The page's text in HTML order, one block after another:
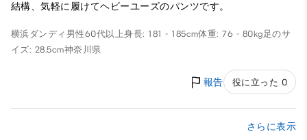
結構、気軽に履けてヘビーユーズのパンツです。
横浜ダンディ 男性60代以上身長: 181 - 185cm体重: 76 - 80kg足のサ
イズ: 28.5cm神奈川県
報告 役に立った 0
さらに表示